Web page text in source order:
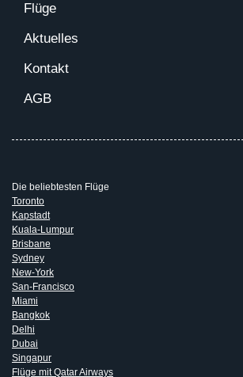
Flüge
Aktuelles
Kontakt
AGB
Die beliebtesten Flüge
Toronto
Kapstadt
Kuala-Lumpur
Brisbane
Sydney
New-York
San-Francisco
Miami
Bangkok
Delhi
Dubai
Singapur
Flüge mit Qatar Airways